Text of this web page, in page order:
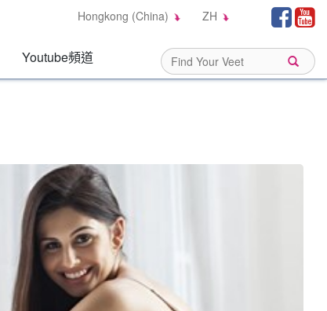
Social
Links:
Hongkong (China) ZH
Youtube頻道